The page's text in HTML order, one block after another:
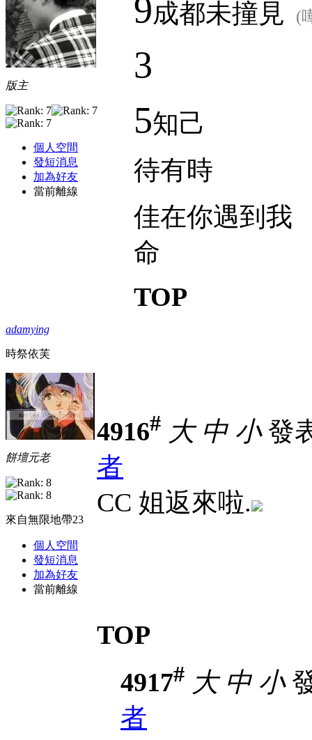
版主
個人空間
發短消息
加為好友
當前離線
9成都未撞見 (
3
5知己
待有時
佳在你遇到
命
TOP
adamying
時祭依芙
餅壇元老
來自無限地帶23
個人空間
發短消息
加為好友
當前離線
4916# 大 中 小發
者
CC 姐返來啦.
TOP
4917# 大 中 小
者